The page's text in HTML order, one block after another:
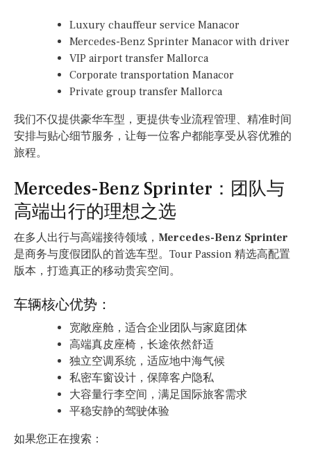
Luxury chauffeur service Manacor
Mercedes-Benz Sprinter Manacor with driver
VIP airport transfer Mallorca
Corporate transportation Manacor
Private group transfer Mallorca
我们不仅提供豪华车型，更提供专业流程管理、精准时间
安排与贴心细节服务，让每一位客户都能享受从容优雅的
旅程。
Mercedes-Benz Sprinter：团队与
高端出行的理想之选
在多人出行与高端接待领域， Mercedes-Benz Sprinter
是商务与度假团队的首选车型。Tour Passion 精选高配置
版本，打造真正的移动贵宾空间。
车辆核心优势：
宽敞座舱，适合企业团队与家庭团体
高端真皮座椅，长途依然舒适
独立空调系统，适应地中海气候
私密车窗设计，保障客户隐私
大容量行李空间，满足国际旅客需求
平稳安静的驾驶体验
如果您正在搜索：